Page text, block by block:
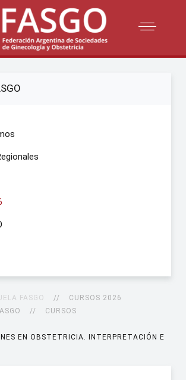
FASGO
CURSOS 2026
CURSOS
EN OBSTETRICIA. INTERPRETACIÓN E